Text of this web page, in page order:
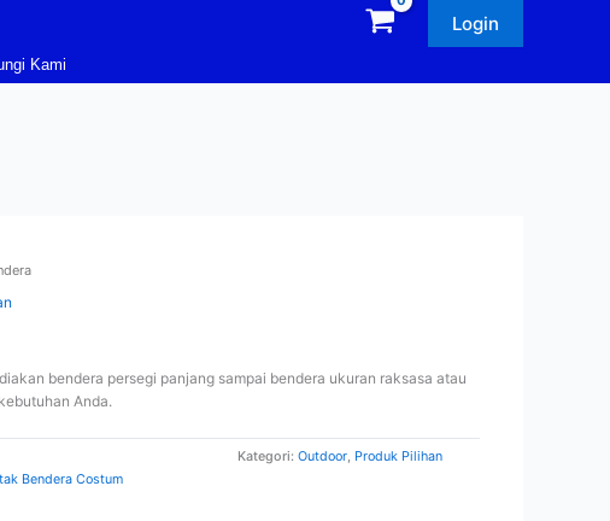
Login
Kami
bendera persegi panjang sampai bendera ukuran raksasa atau
Anda.
Kategori:Outdoor, Produk Pilihan
Bendera Costum